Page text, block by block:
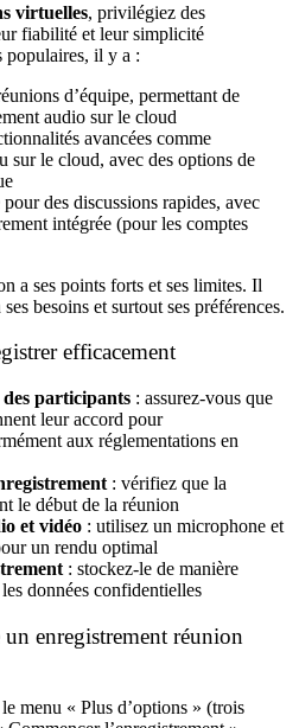
virtuelles, privilégiez des
fiabilité et leur simplicité
populaires, il y a :
d’équipe, permettant de
audio sur le cloud
avancées comme
sur le cloud, avec des options de
des discussions rapides, avec
intégrée (pour les comptes
a ses points forts et ses limites. Il
besoins et surtout ses préférences.
efficacement
participants : assurez-vous que
leur accord pour
aux réglementations en
: vérifiez que la
le début de la réunion
et vidéo : utilisez un microphone et
un rendu optimal
: stockez-le de manière
données confidentielles
enregistrement réunion
menu « Plus d’options » (trois